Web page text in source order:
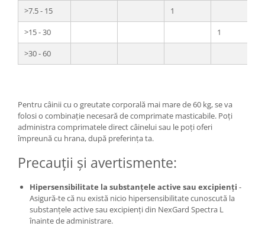
>7.5 - 15
1
>15 - 30
1
>30 - 60
Pentru câinii cu o greutate corporală mai mare de 60 kg, se va
folosi o combinație necesară de comprimate masticabile. Poți
administra comprimatele direct câinelui sau le poți oferi
împreună cu hrana, după preferința ta.
Precauții și avertismente:
Hipersensibilitate la substanțele active sau excipienți -
Asigură-te că nu există nicio hipersensibilitate cunoscută la
substanțele active sau excipienți din NexGard Spectra L
înainte de administrare.